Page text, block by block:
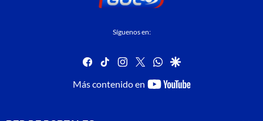
Síguenos en:
facebook
tiktok instagram
twitterwhatsapp
google
Más contenido en
youtube-